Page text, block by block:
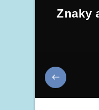
Znaky